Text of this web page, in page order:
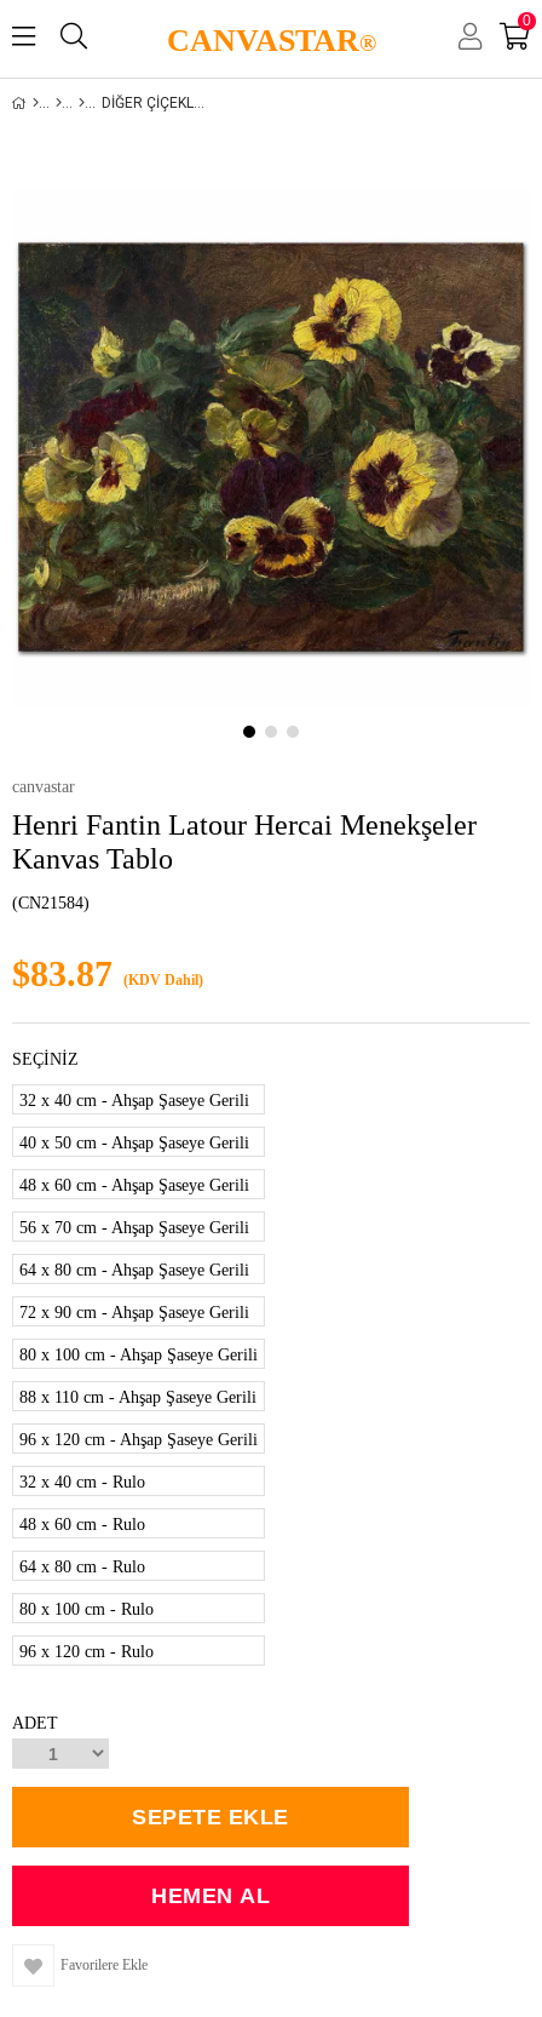
CANVASTAR®
0
DIĞER ÇIÇEKLER
canvastar
Henri Fantin Latour Hercai Menekşeler
Kanvas Tablo
(CN21584)
$83.87 (KDV Dahil)
SEÇİNİZ
32 x 40 cm - Ahşap Şaseye Gerili
40 x 50 cm - Ahşap Şaseye Gerili
48 x 60 cm - Ahşap Şaseye Gerili
56 x 70 cm - Ahşap Şaseye Gerili
64 x 80 cm - Ahşap Şaseye Gerili
72 x 90 cm - Ahşap Şaseye Gerili
80 x 100 cm - Ahşap Şaseye Gerili
88 x 110 cm - Ahşap Şaseye Gerili
96 x 120 cm - Ahşap Şaseye Gerili
32 x 40 cm - Rulo
48 x 60 cm - Rulo
64 x 80 cm - Rulo
80 x 100 cm - Rulo
96 x 120 cm - Rulo
ADET
Favorilere Ekle